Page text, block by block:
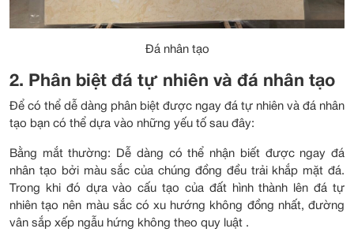
Đá nhân tạo
2. Phân biệt đá tự nhiên và đá nhân tạo
Để có thể dễ dàng phân biệt được ngay đá tự nhiên và đá nhân
tạo bạn có thể dựa vào những yếu tố sau đây:
Bằng mắt thường: Dễ dàng có thể nhận biết được ngay đá
nhân tạo bởi màu sắc của chúng đồng đều trải khắp mặt đá.
Trong khi đó dựa vào cấu tạo của đất hình thành lên đá tự
nhiên tạo nên màu sắc có xu hướng không đồng nhất, đường
vân sắp xếp ngẫu hứng không theo quy luật .